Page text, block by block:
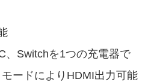
、Switchを1つの充電器で
モードによりHDMI出力可能